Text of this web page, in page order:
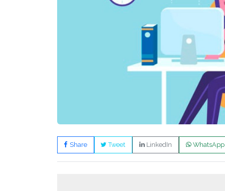
Share Tweet LinkedIn WhatsApp